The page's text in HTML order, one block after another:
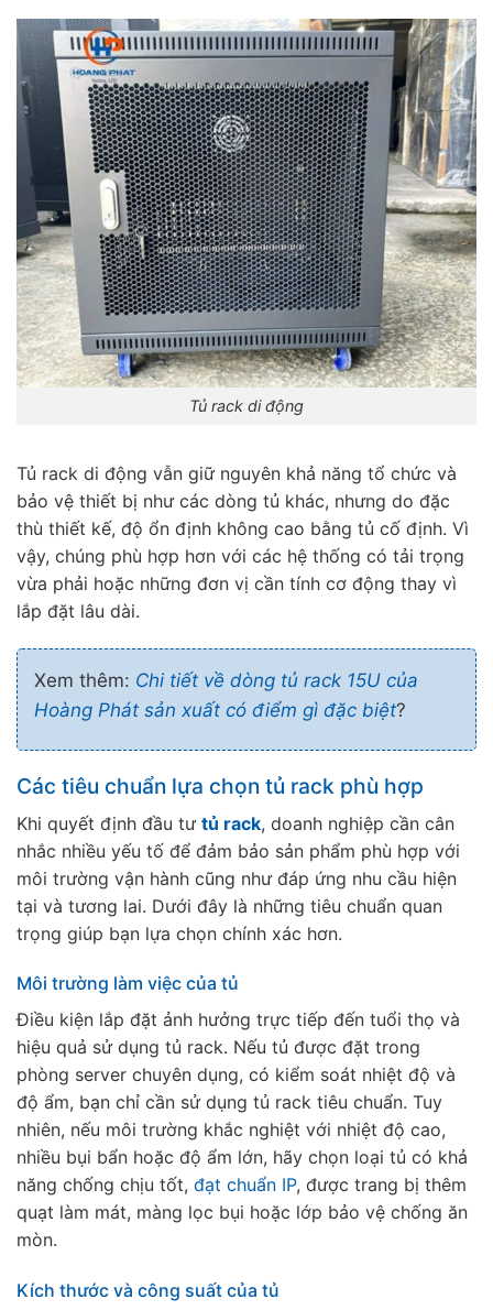
Tủ rack di động
Tủ rack di động vẫn giữ nguyên khả năng tổ chức và
bảo vệ thiết bị như các dòng tủ khác, nhưng do đặc
thù thiết kế, độ ổn định không cao bằng tủ cố định. Vì
vậy, chúng phù hợp hơn với các hệ thống có tải trọng
vừa phải hoặc những đơn vị cần tính cơ động thay vì
lắp đặt lâu dài.
Xem thêm: Chi tiết về dòng tủ rack 15U của
Hoàng Phát sản xuất có điểm gì đặc biệt?
Các tiêu chuẩn lựa chọn tủ rack phù hợp
Khi quyết định đầu tư tủ rack, doanh nghiệp cần cân
nhắc nhiều yếu tố để đảm bảo sản phẩm phù hợp với
môi trường vận hành cũng như đáp ứng nhu cầu hiện
tại và tương lai. Dưới đây là những tiêu chuẩn quan
trọng giúp bạn lựa chọn chính xác hơn.
Môi trường làm việc của tủ
Điều kiện lắp đặt ảnh hưởng trực tiếp đến tuổi thọ và
hiệu quả sử dụng tủ rack. Nếu tủ được đặt trong
phòng server chuyên dụng, có kiểm soát nhiệt độ và
độ ẩm, bạn chỉ cần sử dụng tủ rack tiêu chuẩn. Tuy
nhiên, nếu môi trường khắc nghiệt với nhiệt độ cao,
nhiều bụi bẩn hoặc độ ẩm lớn, hãy chọn loại tủ có khả
năng chống chịu tốt, đạt chuẩn IP, được trang bị thêm
quạt làm mát, màng lọc bụi hoặc lớp bảo vệ chống ăn
mòn.
Kích thước và công suất của tủ